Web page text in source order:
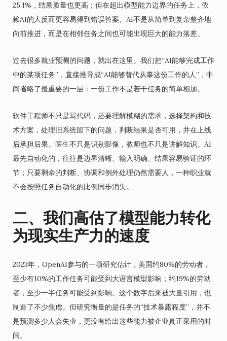
25.1%，结果质量也更高；但在超出模型能力边界的任务上，依
赖AI的人反而更容易得到错误答案。AI不是从简单到复杂整齐地
向前推进，而是在相邻任务之间也可能出现巨大的能力落差。
过去很多就业预测的问题，就出在这里。我们把“AI能够完成工作
中的某项任务”，直接推导成“AI能够替代从事这份工作的人”，中
间省略了最重要的一层：一份工作不是若干任务的简单相加。
软件工程师不只是写代码，还要理解模糊的需求，选择架构和技
术方案，处理旧系统留下的问题，判断结果是否可用，并在上线
后承担后果。医生不只是识别影像，教师也不只是讲解知识。AI
最先自动化的，往往是边界清晰、输入明确、结果容易验证的环
节；只要剩余的判断、协调和例外处理仍然需要人，一种职业就
不会按照任务自动化的比例同步消失。
二、我们高估了模型能力转化
为现实生产力的速度
2023年，OpenAI参与的一项研究估计，美国约80%的劳动者，
至少有10%的工作任务可能受到大语言模型影响；约19%的劳动
者，至少一半任务可能受到影响。这个数字后来被大量引用，也
制造了不少焦虑。但研究衡量的是任务的“技术暴露程度”，并不
是预测多少人会失业，更没有给出这些能力被企业真正采用的时
间。